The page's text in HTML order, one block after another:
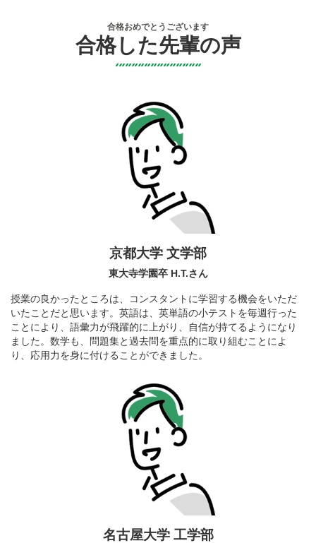
合格おめでとうございます
合格した先輩の声
京都大学 文学部
東大寺学園卒 H.T.さん
授業の良かったところは、コンスタントに学習する機会をいただ
いたことだと思います。英語は、英単語の小テストを毎週行った
ことにより、語彙力が飛躍的に上がり、自信が持てるようになり
ました。数学も、問題集と過去問を重点的に取り組むことによ
り、応用力を身に付けることができました。
名古屋大学 工学部